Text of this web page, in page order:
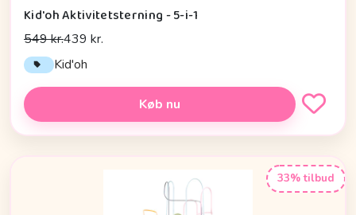
Kid'oh Aktivitetsterning - 5-i-1
549 kr.439 kr.
Kid'oh
Køb nu
33% tilbud